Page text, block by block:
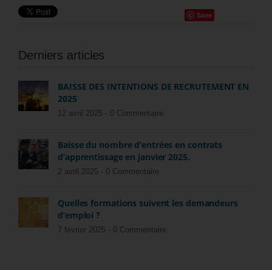
Save
Derniers articles
BAISSE DES INTENTIONS DE RECRUTEMENT EN
2025
12 avril 2025 - 0 Commentaire
Baisse du nombre d’entrées en contrats
d’apprentissage en janvier 2025.
2 avril 2025 - 0 Commentaire
Quelles formations suivent les demandeurs
d’emploi ?
7 février 2025 - 0 Commentaire